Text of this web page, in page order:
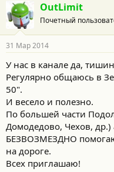
OutLimit
Почетный
31 Мар 2014
У нас в канале да,
Регулярно общаюсь в
50".
И весело и полезно.
По большей части
Домодедово, Чехов,
БЕЗВОЗМЕЗДНО
на дороге.
Всех приглашаю!